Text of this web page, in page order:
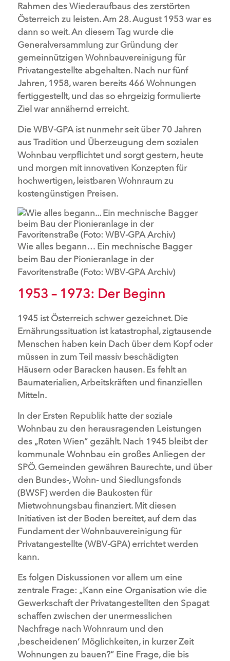
Rahmen des Wiederaufbaus des zerstörten
Österreich zu leisten. Am 28. August 1953 war es
dann so weit. An diesem Tag wurde die
Generalversammlung zur Gründung der
gemeinnützigen Wohnbauvereinigung für
Privatangestellte abgehalten. Nach nur fünf
Jahren, 1958, waren bereits 466 Wohnungen
fertiggestellt, und das so ehrgeizig formulierte
Ziel war annähernd erreicht.
Die WBV-GPA ist nunmehr seit über 70 Jahren
aus Tradition und Überzeugung dem sozialen
Wohnbau verpflichtet und sorgt gestern, heute
und morgen mit innovativen Konzepten für
hochwertigen, leistbaren Wohnraum zu
kostengünstigen Preisen.
Wie alles begann… Ein mechnische Bagger
beim Bau der Pionieranlage in der
Favoritenstraße (Foto: WBV-GPA Archiv)
1953 – 1973: Der Beginn
1945 ist Österreich schwer gezeichnet. Die
Ernährungssituation ist katastrophal, zigtausende
Menschen haben kein Dach über dem Kopf oder
müssen in zum Teil massiv beschädigten
Häusern oder Baracken hausen. Es fehlt an
Baumaterialien, Arbeitskräften und finanziellen
Mitteln.
In der Ersten Republik hatte der soziale
Wohnbau zu den herausragenden Leistungen
des „Roten Wien“ gezählt. Nach 1945 bleibt der
kommunale Wohnbau ein großes Anliegen der
SPÖ. Gemeinden gewähren Baurechte, und über
den Bundes-, Wohn- und Siedlungsfonds
(BWSF) werden die Baukosten für
Mietwohnungsbau finanziert. Mit diesen
Initiativen ist der Boden bereitet, auf dem das
Fundament der Wohnbauvereinigung für
Privatangestellte (WBV-GPA) errichtet werden
kann.
Es folgen Diskussionen vor allem um eine
zentrale Frage: „Kann eine Organisation wie die
Gewerkschaft der Privatangestellten den Spagat
schaffen zwischen der unermesslichen
Nachfrage nach Wohnraum und den
‚bescheidenen‘ Möglichkeiten, in kurzer Zeit
Wohnungen zu bauen?“ Eine Frage, die bis